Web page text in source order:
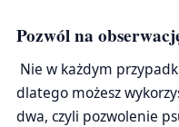
Pozwól na
Nie w każdym
dlatego możesz
dwa, czyli pozwolenie